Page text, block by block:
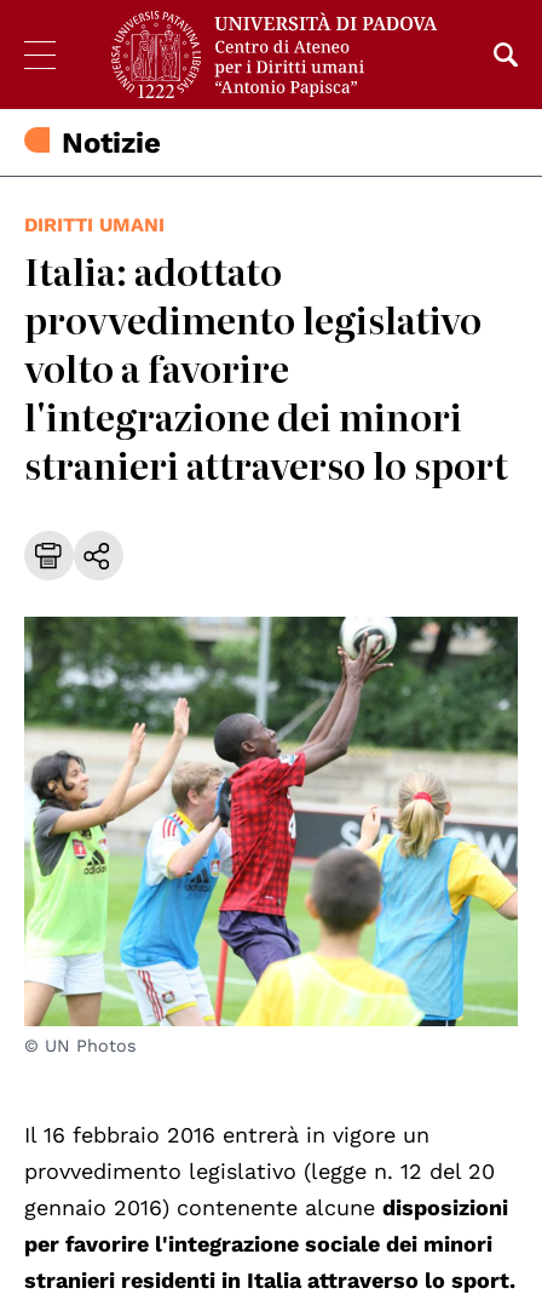
Notizie
DIRITTI UMANI
Italia: adottato
provvedimento legislativo
volto a favorire
l'integrazione dei minori
stranieri attraverso lo sport
© UN Photos
Il 16 febbraio 2016 entrerà in vigore un
provvedimento legislativo (legge n. 12 del 20
gennaio 2016) contenente alcune disposizioni
per favorire l'integrazione sociale dei minori
stranieri residenti in Italia attraverso lo sport.